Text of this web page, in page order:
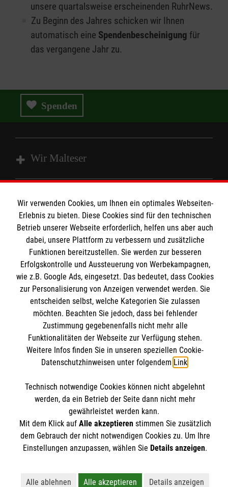
unsere quartalsweise erscheinenden RuhrNews.
Zu Beginn des Jahres schicken wir Ihnen
automatisch eine Spendenbescheinigung für
das vergangene Jahr zu.
Spenden
Wir Malteser
Angebote und Leistungen
Unsere Kurse
Mitarbeiten & Stellenangebote
Wir Malteser
Informationen
Kontakt
Impressum
Datenschutz
Malteser online
Malteser Jugend
Malteser International
Sharepoint
Spendenkonto
Empfänger: Malteser Hilfsdienst e.V.
IBAN: DE54370601201201206010
BIC: GENODED1PA7
Soziale Netzwerke
Der Malteser Hilfsdienst e.V. ist als eingetragene
gemeinnützige Organisation von der Körperschaft- und
Wir verwenden Cookies, um Ihnen ein optimales Webseiten-
Erlebnis zu bieten. Diese Cookies sind für den technischen
Betrieb unserer Webseite erforderlich, helfen uns aber auch
dabei, unsere Plattform zu verbessern und zusätzliche
Funktionen bereitzustellen. Sie werden zur besseren
Erfolgskontrolle und Aussteuerung von Werbekampagnen,
wie z.B. Google Ads, eingesetzt. Das bedeutet, dass Cookies
zur Personalisierung von Anzeigen verwendet werden. Sie
entscheiden selbst, welche Kategorien Sie zulassen
möchten. Beachten Sie jedoch, dass bei fehlender
Zustimmung gegebenenfalls nicht mehr alle
Funktionalitäten der Webseite zur Verfügung stehen.
Weitere Infos finden Sie in unseren speziellen Cookie-
Datenschutzhinweisen unter folgendem Link.
Technisch notwendige Cookies können nicht abgelehnt
werden, da ein Betrieb der Seite dann nicht mehr
gewährleistet werden kann.
Mit dem Klick auf Alle akzeptierenstimmen Sie zusätzlich
dem Gebrauch der nicht notwendigen Cookies zu. Um Ihre
Einstellungen anzupassen, wählen Sie Details anzeigen.
Alle ablehnen Alle akzeptieren Details anzeigen